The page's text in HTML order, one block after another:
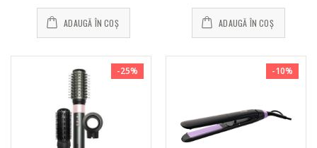
ADAUGĂ ÎN COȘ ADAUGĂ ÎN COȘ
-25% -10%